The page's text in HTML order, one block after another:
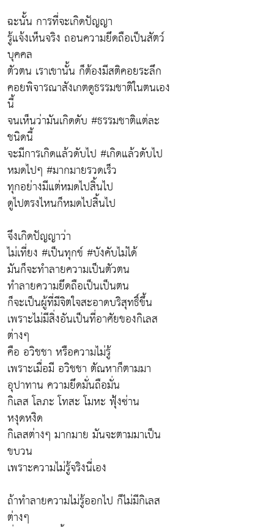
ฉะนั้น การที่จะเกิดปัญญา
รู้แจ้งเห็นจริง ถอนความยึดถือเป็นสัตว์
บุคคล
ตัวตน เราเขานั้น ก็ต้องมีสติคอยระลึก
คอยพิจารณาสังเกตดูธรรมชาติในตนเอง
นี้
จนเห็นว่ามันเกิดดับ #ธรรมชาติแต่ละ
ชนิดนี้
จะมีการเกิดแล้วดับไป #เกิดแล้วดับไป
หมดไปๆ #มากมายรวดเร็ว
ทุกอย่างมีแต่หมดไปสิ้นไป
ดูไปตรงไหนก็หมดไปสิ้นไป
จึงเกิดปัญญาว่า
ไม่เที่ยง #เป็นทุกข์ #บังคับไม่ได้
มันก็จะทำลายความเป็นตัวตน
ทำลายความยึดถือเป็นเป็นตน
ก็จะเป็นผู้ที่มีจิตใจสะอาดบริสุทธิ์ขึ้น
เพราะไม่มีสิ่งอันเป็นที่อาศัยของกิเลส
ต่างๆ
คือ อวิชชา หรือความไม่รู้
เพราะเมื่อมี อวิชชา ตัณหาก็ตามมา
อุปาทาน ความยึดมั่นถือมั่น
กิเลส โลภะ โทสะ โมหะ ฟุ้งซ่าน
หงุดหงิด
กิเลสต่างๆ มากมาย มันจะตามมาเป็น
ขบวน
เพราะความไม่รู้จริงนี่เอง
ถ้าทำลายความไม่รู้ออกไป ก็ไม่มีกิเลส
ต่างๆ